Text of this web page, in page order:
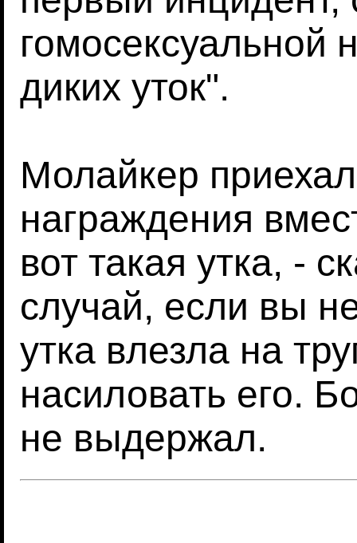
гомосексуальной
диких уток".
Молайкер
награждения
вот такая утка, -
случай, если вы
утка влезла на
насиловать его.
не выдержал.